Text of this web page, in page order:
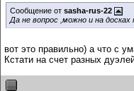
Сообщение от sasha-rus-22
Да не вопрос ,можно и на досках
вот это правильно) а что с
Кстати на счет разных